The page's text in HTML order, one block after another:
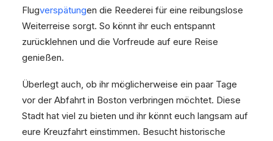
Flugverspätungen die Reederei für eine reibungslose
Weiterreise sorgt. So könnt ihr euch entspannt
zurücklehnen und die Vorfreude auf eure Reise
genießen.
Überlegt auch, ob ihr möglicherweise ein paar Tage
vor der Abfahrt in Boston verbringen möchtet. Diese
Stadt hat viel zu bieten und ihr könnt euch langsam auf
eure Kreuzfahrt einstimmen. Besucht historische